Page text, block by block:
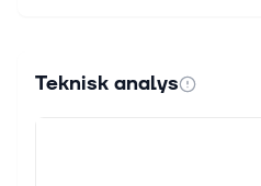
Teknisk analys